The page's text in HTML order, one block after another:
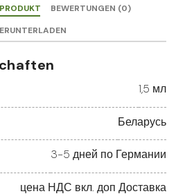
BEWERTUNGEN (0)
1,5 мл
Беларусь
3-5 дней по Германии
цена НДС вкл. доп Доставка